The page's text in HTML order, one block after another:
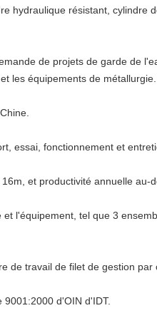
hydraulique résistant, cylindre
de projets de garde de
les équipements de métallurgie.
essai, fonctionnement et
et productivité annuelle au-
l'équipement, tel que 3
de travail de filet de gestion par
d'OIN d'IDT.